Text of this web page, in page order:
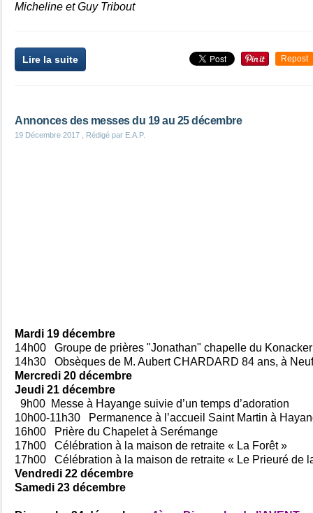
Micheline et Guy Tribout
Lire la suite Repost
Annonces des messes du 19 au 25 décembre
19 Décembre 2017 , Rédigé par E.A.P.
Mardi 19 décembre
14h00 Groupe de prières "Jonathan" chapelle du Konacker
14h30 Obsèques de M. Aubert CHARDARD 84 ans, à
Mercredi 20 décembre
Jeudi 21 décembre
9h00 Messe à Hayange suivie d’un temps d’adoration
10h00-11h30 Permanence à l’accueil Saint Martin à
16h00 Prière du Chapelet à Serémange
17h00 Célébration à la maison de retraite « La Forêt »
17h00 Célébration à la maison de retraite « Le Prieuré de
Vendredi 22 décembre
Samedi 23 décembre